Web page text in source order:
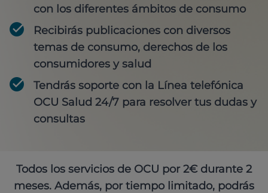
con los diferentes ámbitos de consumo
Recibirás publicaciones con diversos
temas de consumo, derechos de los
consumidores y salud
Tendrás soporte con la Línea telefónica
OCU Salud 24/7 para resolver tus dudas y
consultas
Todos los servicios de OCU por 2€ durante 2
meses. Además, por tiempo limitado, podrás